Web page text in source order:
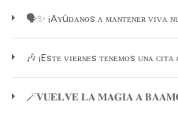
🗣️✨ ¡Aʏúᴅᴀɴᴏs ᴀ ᴍᴀɴᴛᴇɴᴇʀ ᴠɪᴠᴀ
🎶 ¡Esᴛᴇ ᴠɪᴇʀɴᴇs ᴛᴇɴᴇᴍᴏs ᴜɴᴀ
🪄𝐕𝐔𝐄𝐋𝐕𝐄 𝐋𝐀 𝐌𝐀𝐆𝐈𝐀 𝐀